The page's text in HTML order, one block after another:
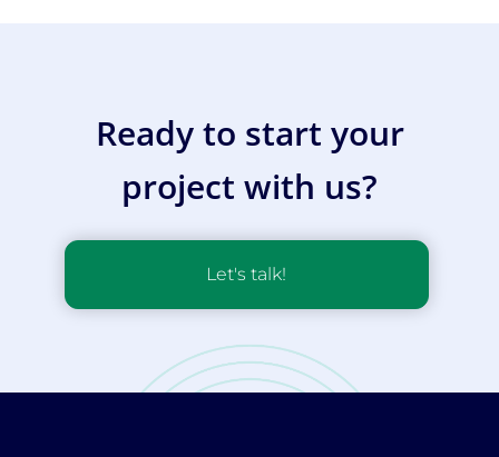
Ready to start your
project with us?
Let's talk!